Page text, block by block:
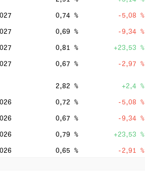
0,74 % -5,08 %
0,69 % -9,34 %
0,81 % +23,53 %
0,67 % -2,97 %
2,82 % +2,4 %
0,72 % -5,08 %
0,67 % -9,34 %
0,79 % +23,53 %
0,65 % -2,91 %